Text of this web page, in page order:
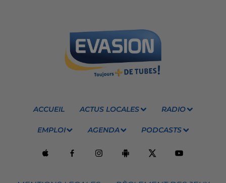
ACCUEIL ACTUS LOCALES RADIO
EMPLOI AGENDA PODCASTS